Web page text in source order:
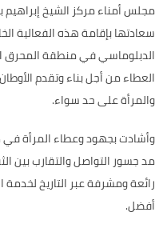
مجلس أمناء مركز الشيخ
سعادتها بإقامة هذه الفعالية
الدبلوماسي في منطقة المحرق
العطاء من أجل بناء وتقدم
والمرأة على حد سواء.
وأشادت بجهود وعطاء المرأة
مد جسور التواصل والتقارب بين
رائعة ومشرفة عبر التاريخ
أفضل.